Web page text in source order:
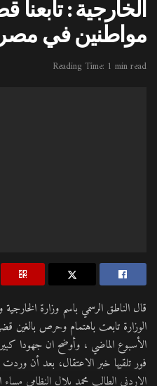
مواطنين في مصر
Reading Time: 1 min read
قال الناطق الرسمي باسم وزارة
الوزارة تابعت باهتمام وحرص بالغين
الأسبوع الماضي ، وأوضح ان جهودا
فور تلقيها خبر الاعتقال، بعد أن
الاردني الطالب محمد بلال النظامي مساء